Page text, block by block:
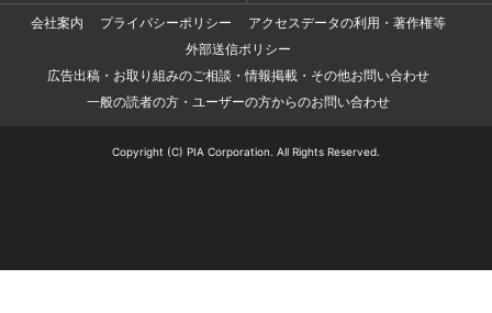
会社案内
プライバシーポリシー
アクセスデータの利用・著作権等
外部送信ポリシー
広告出稿・お取り組みのご相談・情報掲載・その他お問い合わせ
一般の読者の方・ユーザーの方からのお問い合わせ
Copyright (C) PIA Corporation. All Rights Reserved.